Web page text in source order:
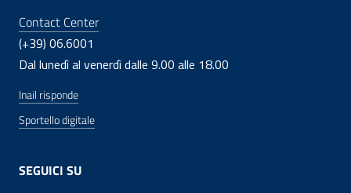
Contact Center
(+39) 06.6001
Dal lunedì al venerdì dalle 9.00 alle 18.00
Inail risponde
Sportello digitale
SEGUICI SU